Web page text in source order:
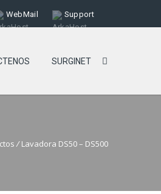
WebMail Support
SURGINET
/ Lavadora DS50 – DS500